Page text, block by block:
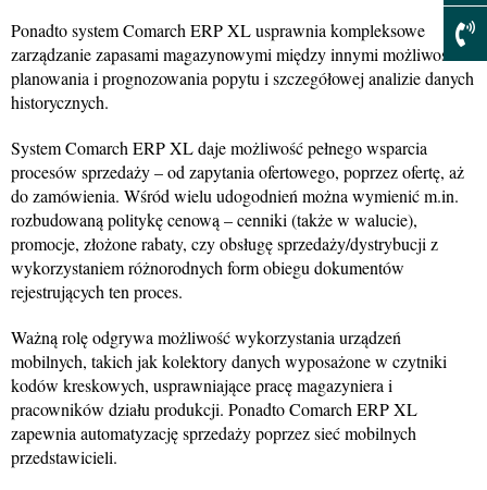
Ponadto system Comarch ERP XL usprawnia kompleksowe
zarządzanie zapasami magazynowymi między innymi możliwości
planowania i prognozowania popytu i szczegółowej analizie danych
historycznych.
System Comarch ERP XL daje możliwość pełnego wsparcia
procesów sprzedaży – od zapytania ofertowego, poprzez ofertę, aż
do zamówienia. Wśród wielu udogodnień można wymienić m.in.
rozbudowaną politykę cenową – cenniki (także w walucie),
promocje, złożone rabaty, czy obsługę sprzedaży/dystrybucji z
wykorzystaniem różnorodnych form obiegu dokumentów
rejestrujących ten proces.
Ważną rolę odgrywa możliwość wykorzystania urządzeń
mobilnych, takich jak kolektory danych wyposażone w czytniki
kodów kreskowych, usprawniające pracę magazyniera i
pracowników działu produkcji. Ponadto Comarch ERP XL
zapewnia automatyzację sprzedaży poprzez sieć mobilnych
przedstawicieli.